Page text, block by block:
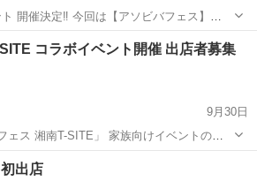
開催決定‼️ 今回は【アソビバフェス】
ちゃんで開催される
。 農家様・ハンドメイド・ワークショップ・縁日屋...
地域/お祭り 湘南
コラボイベント開催 出店者募集
9月30日
ェス 湘南T-SITE」 家族向けイベントの出
SITEの駐車場を会場に、ご家族で楽しめる
とのコラ
地域/お祭り
出店